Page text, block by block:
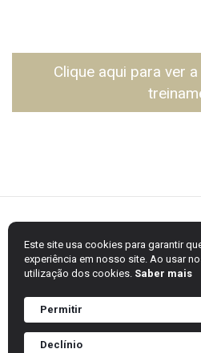
Clique aqui para ver
Este site usa cookies para garantir
experiência em nosso site. Ao usar
utilização dos cookies. Saber mais
Permitir
Declínio
Sincomavi - Todos os
Home
Informações importantes